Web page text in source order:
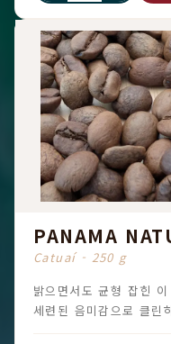
PANAMA
Catuaí - 250 g
밝으면서도 균형 잡힌
세련된 음미감으로 클린